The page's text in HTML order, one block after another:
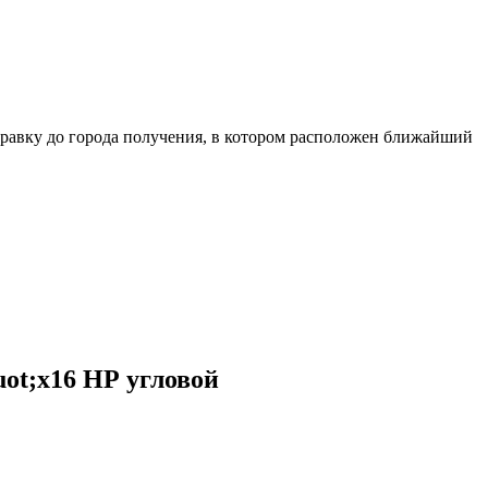
до города получения, в котором расположен ближайший
НР угловой